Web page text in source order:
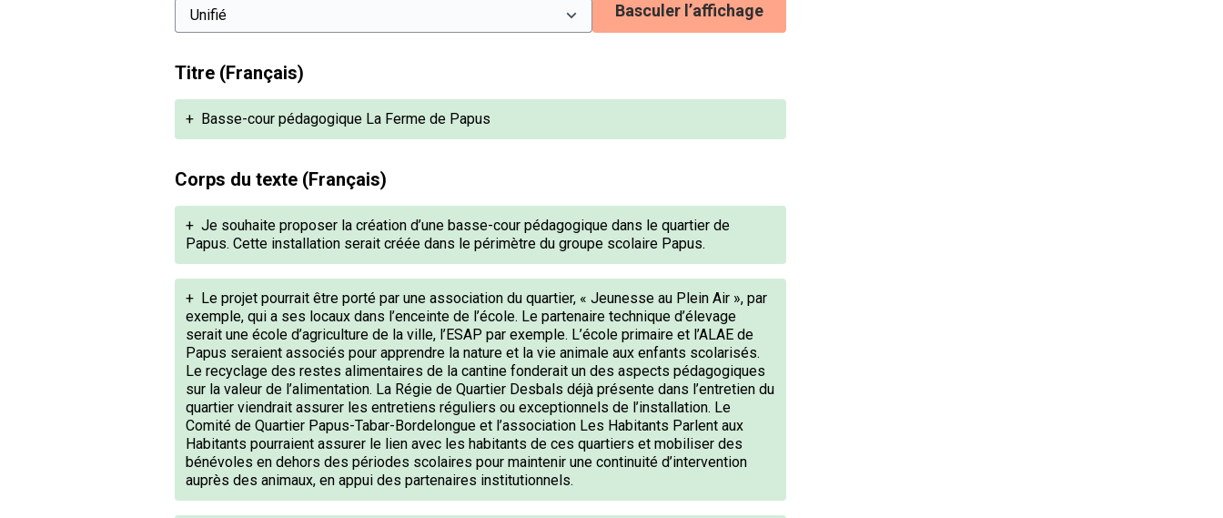
Basculer l’affichage
Titre (Français)
+ Basse-cour pédagogique La Ferme de Papus
Corps du texte (Français)
+ Je souhaite proposer la création d’une basse-cour pédagogique dans le quartier de
Papus. Cette installation serait créée dans le périmètre du groupe scolaire Papus.
+ Le projet pourrait être porté par une association du quartier, « Jeunesse au Plein Air », par
exemple, qui a ses locaux dans l’enceinte de l’école. Le partenaire technique d’élevage
serait une école d’agriculture de la ville, l’ESAP par exemple. L’école primaire et l’ALAE de
Papus seraient associés pour apprendre la nature et la vie animale aux enfants scolarisés.
Le recyclage des restes alimentaires de la cantine fonderait un des aspects pédagogiques
sur la valeur de l’alimentation. La Régie de Quartier Desbals déjà présente dans l’entretien du
quartier viendrait assurer les entretiens réguliers ou exceptionnels de l’installation. Le
Comité de Quartier Papus-Tabar-Bordelongue et l’association Les Habitants Parlent aux
Habitants pourraient assurer le lien avec les habitants de ces quartiers et mobiliser des
bénévoles en dehors des périodes scolaires pour maintenir une continuité d’intervention
auprès des animaux, en appui des partenaires institutionnels.